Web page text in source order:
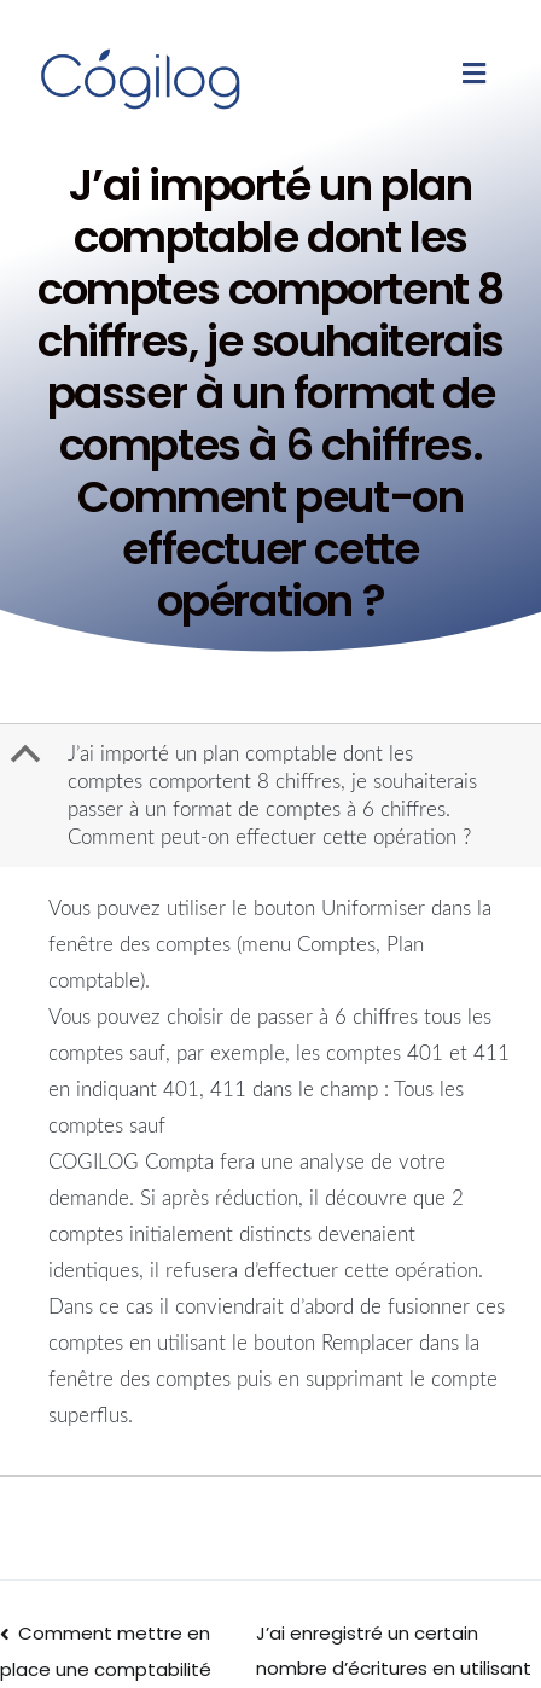
J’ai importé un plan
comptable dont les
comptes comportent 8
chiffres, je souhaiterais
passer à un format de
comptes à 6 chiffres.
Comment peut-on
effectuer cette
opération ?
B
J’ai importé un plan comptable dont les
comptes comportent 8 chiffres, je souhaiterais
passer à un format de comptes à 6 chiffres.
Comment peut-on effectuer cette opération ?
Vous pouvez utiliser le bouton Uniformiser dans la
fenêtre des comptes (menu Comptes, Plan
comptable).
Vous pouvez choisir de passer à 6 chiffres tous les
comptes sauf, par exemple, les comptes 401 et 411
en indiquant 401, 411 dans le champ : Tous les
comptes sauf
COGILOG Compta fera une analyse de votre
demande. Si après réduction, il découvre que 2
comptes initialement distincts devenaient
identiques, il refusera d’effectuer cette opération.
Dans ce cas il conviendrait d’abord de fusionner ces
comptes en utilisant le bouton Remplacer dans la
fenêtre des comptes puis en supprimant le compte
superflus.
Comment mettre en
place une comptabilité
J’ai enregistré un certain
nombre d’écritures en utilisant